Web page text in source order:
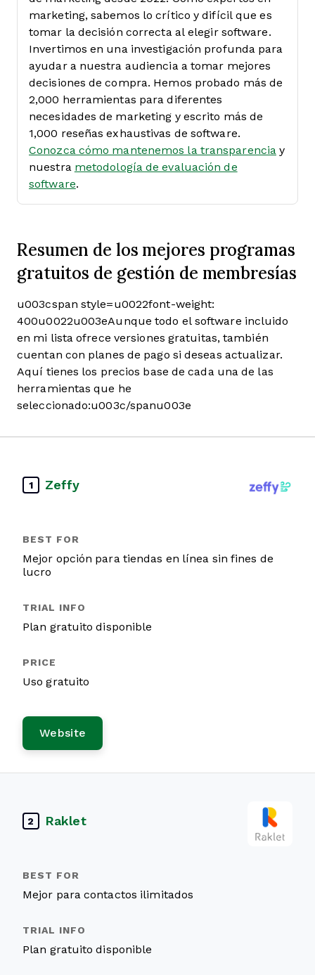
marketing, sabemos lo crítico y difícil que es
tomar la decisión correcta al elegir software.
Invertimos en una investigación profunda para
ayudar a nuestra audiencia a tomar mejores
decisiones de compra. Hemos probado más de
2,000 herramientas para diferentes
necesidades de marketing y escrito más de
1,000 reseñas exhaustivas de software.
Conozca cómo mantenemos la transparencia y
nuestra metodología de evaluación de
software.
Resumen de los mejores programas
gratuitos de gestión de membresías
u003cspan style=u0022font-weight:
400u0022u003eAunque todo el software incluido
en mi lista ofrece versiones gratuitas, también
cuentan con planes de pago si deseas actualizar.
Aquí tienes los precios base de cada una de las
herramientas que he
seleccionado:u003c/spanu003e
1 Zeffy
Mejor opción para tiendas en línea sin fines de
lucro
Plan gratuito disponible
Uso gratuito
Website
2 Raklet
Mejor para contactos ilimitados
Plan gratuito disponible